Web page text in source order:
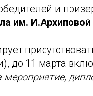
и
им. И.Архиповой
до 11 марта
мероприятие,